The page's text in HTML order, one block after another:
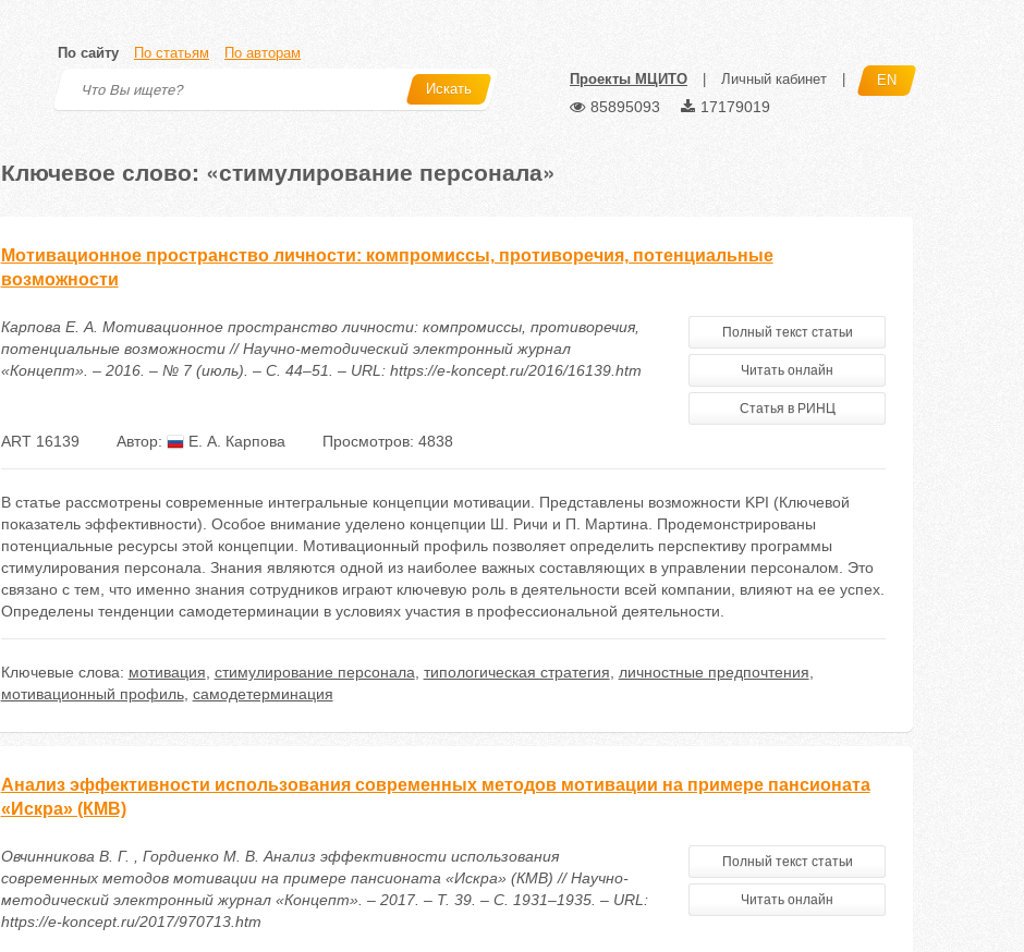
По сайту По статьям По авторам
Искать
Проекты МЦИТО Личный кабинет EN
85895093 17179019
Ключевое слово: «стимулирование персонала»
Мотивационное пространство личности: компромиссы, противоречия, потенциальные
возможности
Карпова Е. А. Мотивационное пространство личности: компромиссы, противоречия,
потенциальные возможности // Научно-методический электронный журнал
«Концепт». – 2016. – № 7 (июль). – С. 44–51. – URL: https://e-koncept.ru/2016/16139.htm
Полный текст статьи
Читать онлайн
Статья в РИНЦ
ART 16139 Автор: Е. А. Карпова Просмотров: 4838
В статье рассмотрены современные интегральные концепции мотивации. Представлены возможности KPI (Ключевой
показатель эффективности). Особое внимание уделено концепции Ш. Ричи и П. Мартина. Продемонстрированы
потенциальные ресурсы этой концепции. Мотивационный профиль позволяет определить перспективу программы
стимулирования персонала. Знания являются одной из наиболее важных составляющих в управлении персоналом. Это
связано с тем, что именно знания сотрудников играют ключевую роль в деятельности всей компании, влияют на ее успех.
Определены тенденции самодетерминации в условиях участия в профессиональной деятельности.
Ключевые слова: мотивация стимулирование персонала типологическая стратегия личностные предпочтения
мотивационный профиль, самодетерминация
Анализ эффективности использования современных методов мотивации на примере пансионата
«Искра» (КМВ)
Овчинникова В. Г. , Гордиенко М. В. Анализ эффективности использования
современных методов мотивации на примере пансионата «Искра» (КМВ) // Научно-
методический электронный журнал «Концепт». – 2017. – Т. 39. – С. 1931–1935. – URL:
https://e-koncept.ru/2017/970713.htm
Полный текст статьи
Читать онлайн